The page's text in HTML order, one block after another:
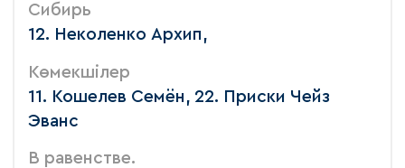
Сибирь
12. Неколенко Архип,
Көмекшілер
11. Кошелев Семён, 22. Приски Чейз
Эванс
В равенстве.